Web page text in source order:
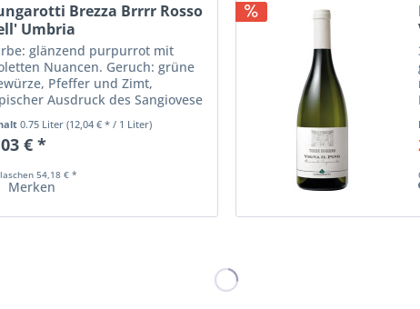
Brezza Brrrr Rosso
Umbria
glänzend purpurrot mit
Nuancen. Geruch: grüne
Pfeffer und Zimt,
Ausdruck des Sangiovese
Veilchenduft typischer des
Brezza Rossa schließt mit
Idee frischem Obst.
0.75 Liter (12,04 € * / 1 Liter)
€ *
54,18 € *
Merken